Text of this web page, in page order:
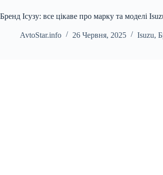
Бренд Ісузу: все цікаве про марку та моделі
AvtoStar.info 26 Червня, 2025 Isuzu,